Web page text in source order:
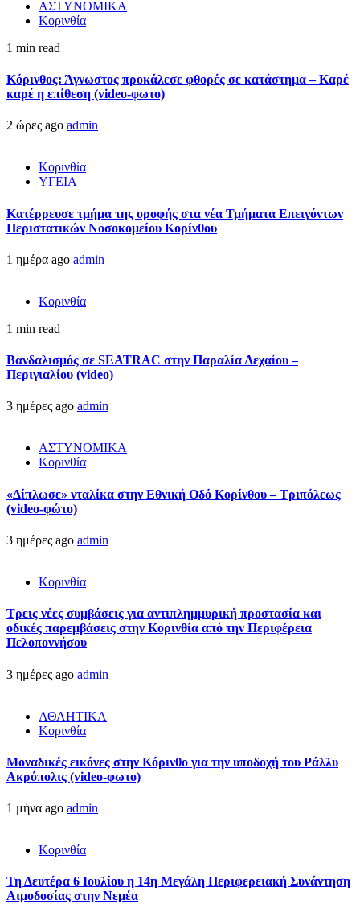
ΑΣΤΥΝΟΜΙΚΑ
Κορινθία
1 min read
Κόρινθος: Άγνωστος προκάλεσε φθορές σε κατάστημα – Καρέ
καρέ η επίθεση (video-φωτο)
2 ώρες ago admin
Κορινθία
ΥΓΕΙΑ
Kατέρρευσε τμήμα της οροφής στα νέα Τμήματα Επειγόντων
Περιστατικών Νοσοκομείου Κορίνθου
1 ημέρα ago admin
Κορινθία
1 min read
Βανδαλισμός σε SEATRAC στην Παραλία Λεχαίου –
Περιγιαλίου (video)
3 ημέρες ago admin
ΑΣΤΥΝΟΜΙΚΑ
Κορινθία
«Δίπλωσε» νταλίκα στην Εθνική Oδό Κορίνθου – Τριπόλεως
(video-φώτο)
3 ημέρες ago admin
Κορινθία
Τρεις νέες συμβάσεις για αντιπλημμυρική προστασία και
οδικές παρεμβάσεις στην Κορινθία από την Περιφέρεια
Πελοποννήσου
3 ημέρες ago admin
ΑΘΛΗΤΙΚΑ
Κορινθία
Μοναδικές εικόνες στην Κόρινθο για την υποδοχή του Ράλλυ
Ακρόπολις (video-φωτο)
1 μήνα ago admin
Κορινθία
Τη Δευτέρα 6 Ιουλίου η 14η Μεγάλη Περιφερειακή Συνάντηση
Αιμοδοσίας στην Νεμέα